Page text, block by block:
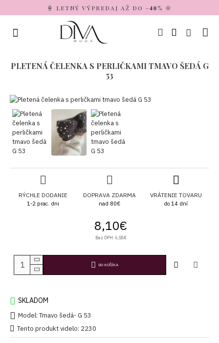
🍦 LETNÝ VÝPREDAJ AŽ DO -𝟒𝟎% 🌞
PLETENÁ ČELENKA S PERLIČKAMI TMAVO ŠEDÁ G
53
RÝCHLE DODANIE
1-2 prac. dni
DOPRAVA ZDARMA
nad 80€
VRÁTENIE TOVARU
do 14 dní
SKLADOM
Model: Tmavo šedá- G 53
Tento produkt videlo: 2230
8,10€
Bez DPH: 6,58€
DO KOŠÍKA